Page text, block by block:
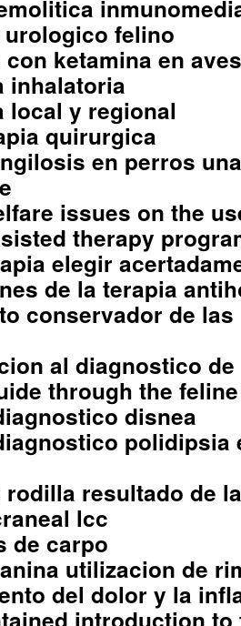
felino
ketamina en
inhalatoria
local y regional
quirurgica
en perros
issues on the
therapy
elegir
de la terapia
conservador de
al diagnostico
through the
disnea
polidipsia
resultado de
lcc
de carpo
utilizacion de
del dolor y la
introduction